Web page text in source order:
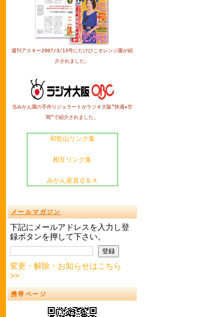
週刊アスキー2007/3/13号にたけひこオレンジ園が紹
介されました。
当みかん園の手作りジェラートがラジオ大阪“快適★空
間”で紹介されました。
和歌山リンク集
相互リンク集
みかん産直Ｑ＆Ａ
メールマガジン
下記にメールアドレスを入力し登
録ボタンを押して下さい。
変更・解除・お知らせはこちら
>>
携帯ページ